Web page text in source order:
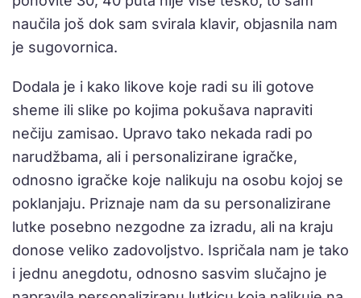
naučila još dok sam svirala klavir, objasnila nam
je sugovornica.
Dodala je i kako likove koje radi su ili gotove
sheme ili slike po kojima pokušava napraviti
nečiju zamisao. Upravo tako nekada radi po
narudžbama, ali i personalizirane igračke,
odnosno igračke koje nalikuju na osobu kojoj se
poklanjaju. Priznaje nam da su personalizirane
lutke posebno nezgodne za izradu, ali na kraju
donose veliko zadovoljstvo. Ispričala nam je tako
i jednu anegdotu, odnosno sasvim slučajno je